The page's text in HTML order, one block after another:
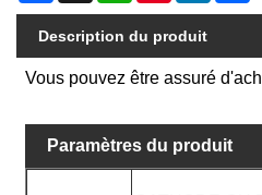
Description du produit
Vous pouvez être assuré
Paramètres du produit